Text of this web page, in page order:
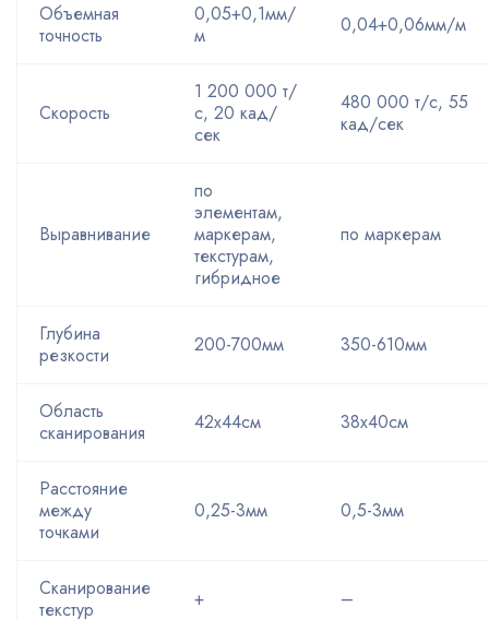
Объемная
точность
0,05+0,1мм/
м
0,04+0,06мм/м
Скорость
1 200 000 т/
с, 20 кад/
сек
480 000 т/с, 55
кад/сек
Выравнивание
по
элементам,
маркерам,
текстурам,
гибридное
по маркерам
Глубина
резкости
200-700мм 350-610мм
Область
сканирования
42х44см 38х40см
Расстояние
между
точками
0,25-3мм 0,5-3мм
Сканирование
текстур
+ –